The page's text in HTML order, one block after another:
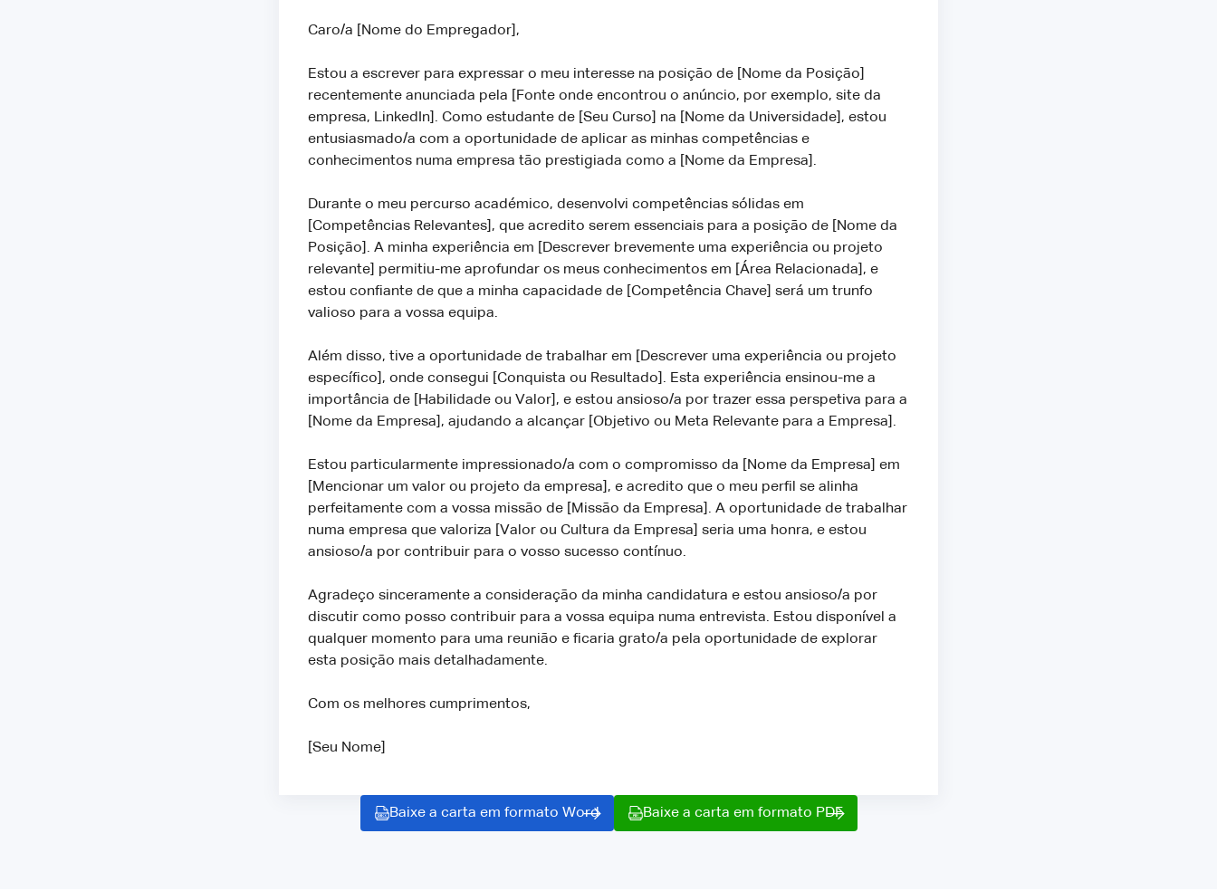
Caro/a [Nome do Empregador],
Estou a escrever para expressar o meu interesse na posição de [Nome da Posição]
recentemente anunciada pela [Fonte onde encontrou o anúncio, por exemplo, site da
empresa, LinkedIn]. Como estudante de [Seu Curso] na [Nome da Universidade], estou
entusiasmado/a com a oportunidade de aplicar as minhas competências e
conhecimentos numa empresa tão prestigiada como a [Nome da Empresa].
Durante o meu percurso académico, desenvolvi competências sólidas em
[Competências Relevantes], que acredito serem essenciais para a posição de [Nome da
Posição]. A minha experiência em [Descrever brevemente uma experiência ou projeto
relevante] permitiu-me aprofundar os meus conhecimentos em [Área Relacionada], e
estou confiante de que a minha capacidade de [Competência Chave] será um trunfo
valioso para a vossa equipa.
Além disso, tive a oportunidade de trabalhar em [Descrever uma experiência ou projeto
específico], onde consegui [Conquista ou Resultado]. Esta experiência ensinou-me a
importância de [Habilidade ou Valor], e estou ansioso/a por trazer essa perspetiva para a
[Nome da Empresa], ajudando a alcançar [Objetivo ou Meta Relevante para a Empresa].
Estou particularmente impressionado/a com o compromisso da [Nome da Empresa] em
[Mencionar um valor ou projeto da empresa], e acredito que o meu perfil se alinha
perfeitamente com a vossa missão de [Missão da Empresa]. A oportunidade de trabalhar
numa empresa que valoriza [Valor ou Cultura da Empresa] seria uma honra, e estou
ansioso/a por contribuir para o vosso sucesso contínuo.
Agradeço sinceramente a consideração da minha candidatura e estou ansioso/a por
discutir como posso contribuir para a vossa equipa numa entrevista. Estou disponível a
qualquer momento para uma reunião e ficaria grato/a pela oportunidade de explorar
esta posição mais detalhadamente.
Com os melhores cumprimentos,
[Seu Nome]
Baixe a carta em formato Word Baixe a carta em formato PDF